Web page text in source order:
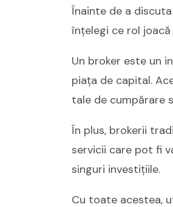
Înainte de a
înțelegi ce rol
Un broker este un
piața de capital.
tale de cumpărare
În plus, brokerii
servicii care pot fi
singuri investițiile.
Cu toate acestea,